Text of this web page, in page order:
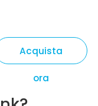
Acquista
ora